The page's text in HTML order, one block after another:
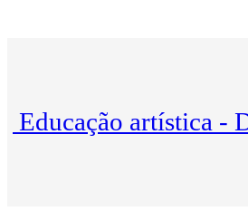
Educação artística -